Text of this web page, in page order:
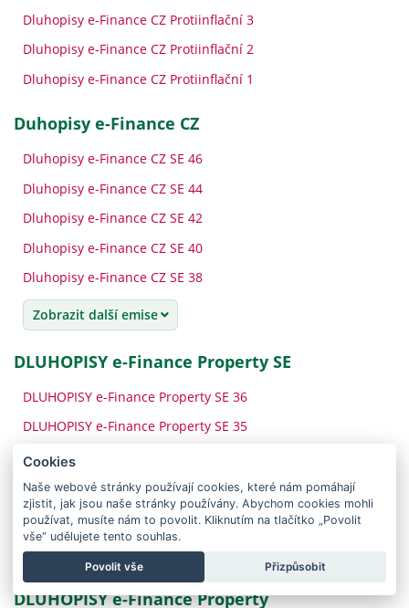
Dluhopisy e-Finance CZ Protiinflační 3
Dluhopisy e-Finance CZ Protiinflační 2
Dluhopisy e-Finance CZ Protiinflační 1
Duhopisy e-Finance CZ
Dluhopisy e-Finance CZ SE 46
Dluhopisy e-Finance CZ SE 44
Dluhopisy e-Finance CZ SE 42
Dluhopisy e-Finance CZ SE 40
Dluhopisy e-Finance CZ SE 38
Zobrazit další emise
DLUHOPISY e-Finance Property SE
DLUHOPISY e-Finance Property SE 36
DLUHOPISY e-Finance Property SE 35
DLUHOPISY e-Finance Property SE 34
DLUHOPISY e-Finance Property SE 33
DLUHOPISY e-Finance Property SE 32
Zobrazit další emise
DLUHOPISY e-Finance Property
Cookies
Naše webové stránky používají cookies, které nám pomáhají
zjistit, jak jsou naše stránky používány. Abychom cookies mohli
používat, musíte nám to povolit. Kliknutím na tlačítko „Povolit
vše“ udělujete tento souhlas.
Povolit vše Přizpůsobit